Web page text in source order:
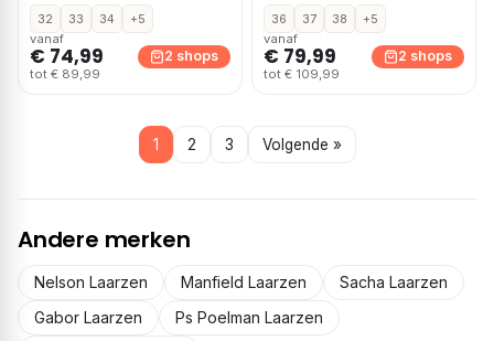
32 33 34
+5
vanaf
€ 74,99
tot € 89,99
2 shops
36 37 38
+5
vanaf
€ 79,99
tot € 109,99
2 shops
1 2 3 Volgende »
Andere merken
Nelson Laarzen Manfield Laarzen
Sacha Laarzen
Gabor Laarzen
Ps Poelman Laarzen